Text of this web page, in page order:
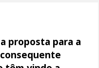
proposta para a